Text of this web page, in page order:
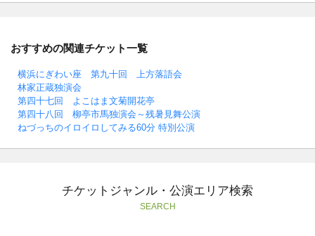
おすすめの関連チケット一覧
横浜にぎわい座 第九十回 上方落語会
林家正蔵独演会
第四十七回 よこはま文菊開花亭
第四十八回 柳亭市馬独演会～残暑見舞公演
ねづっちのイロイロしてみる60分 特別公演
チケットジャンル・公演エリア検索
SEARCH